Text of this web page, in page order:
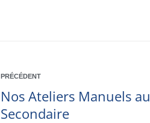
PRÉCÉDENT
Nos Ateliers Manuels au
Secondaire